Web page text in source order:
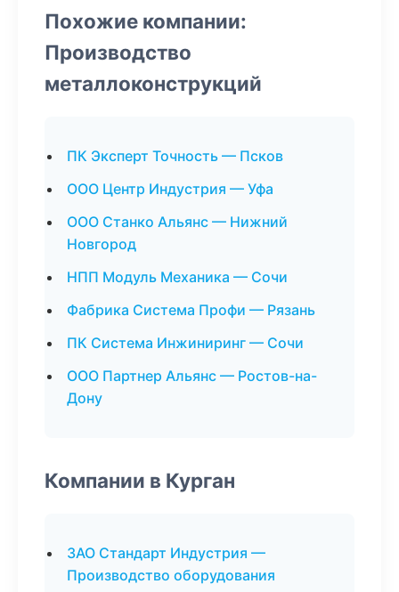
Похожие компании:
Производство
металлоконструкций
ПК Эксперт Точность — Псков
ООО Центр Индустрия — Уфа
ООО Станко Альянс — Нижний
Новгород
НПП Модуль Механика — Сочи
Фабрика Система Профи — Рязань
ПК Система Инжиниринг — Сочи
ООО Партнер Альянс — Ростов-на-
Дону
Компании в Курган
ЗАО Стандарт Индустрия —
Производство оборудования